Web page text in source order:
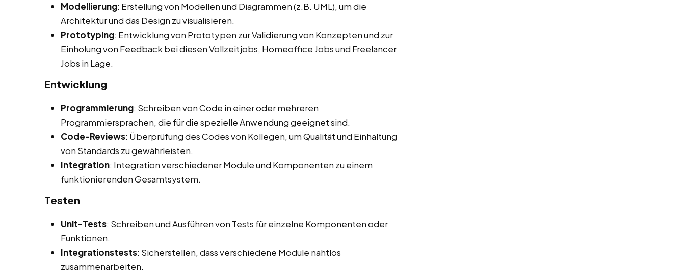
Modellierung: Erstellung von Modellen und Diagrammen (z.B. UML), um die
Architektur und das Design zu visualisieren.
Prototyping: Entwicklung von Prototypen zur Validierung von Konzepten und zur
Einholung von Feedback bei diesen Vollzeitjobs, Homeoffice Jobs und Freelancer
Jobs in Lage.
Entwicklung
Programmierung: Schreiben von Code in einer oder mehreren
Programmiersprachen, die für die spezielle Anwendung geeignet sind.
Code-Reviews: Überprüfung des Codes von Kollegen, um Qualität und Einhaltung
von Standards zu gewährleisten.
Integration: Integration verschiedener Module und Komponenten zu einem
funktionierenden Gesamtsystem.
Testen
Unit-Tests: Schreiben und Ausführen von Tests für einzelne Komponenten oder
Funktionen.
Integrationstests: Sicherstellen, dass verschiedene Module nahtlos
zusammenarbeiten.